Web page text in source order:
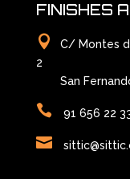
FINISHES

C/ Montes
2
San
 91 656 22
